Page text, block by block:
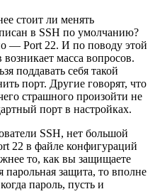
стоит ли менять
в SSH по умолчанию?
— Port 22. И по поводу этой
масса вопросов.
поддавать себя такой
порт. Другие говорят, что
страшного произойти не
порт в настройках.
SSH, нет большой
22 в файле конфигураций
то, как вы защищаете
парольная защита, то вполне
пароль, пусть и